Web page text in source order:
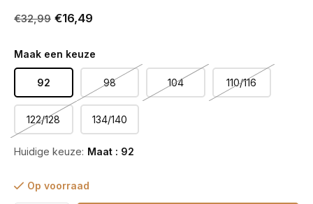
€32,99 €16,49
Maak een keuze
92 98 104 110/116
122/128 134/140
Huidige keuze: Maat : 92
Op voorraad